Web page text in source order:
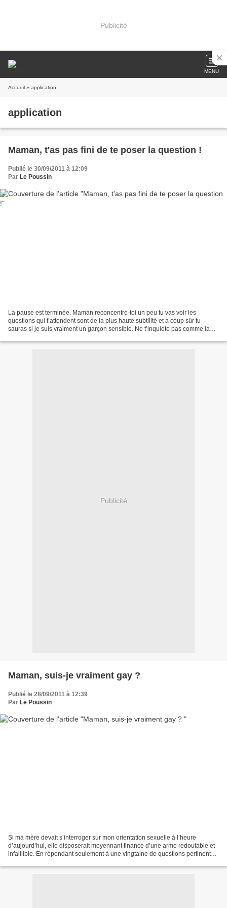
Publicité
MENU
Accueil » application
application
Maman, t'as pas fini de te poser la question !
Publié le 30/09/2011 à 12:09
Par Le Poussin
La pause est terminée. Maman reconcentre-toi un peu tu vas voir les
questions qui t’attendent sont de la plus haute subtilité et à coup sûr tu
sauras si je suis vraiment un garçon sensible. Ne t’inquiète pas comme la
Publicité
Maman, suis-je vraiment gay ?
Publié le 28/09/2011 à 12:39
Par Le Poussin
Si ma mère devait s’interroger sur mon orientation sexuelle à l’heure
d’aujourd’hui, elle disposerait moyennant finance d’une arme redoutable et
infaillible. En répondant seulement à une vingtaine de questions pertinentes